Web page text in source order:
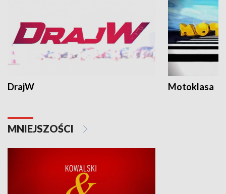
DrajW Motoklasa
MNIEJSZOŚCI